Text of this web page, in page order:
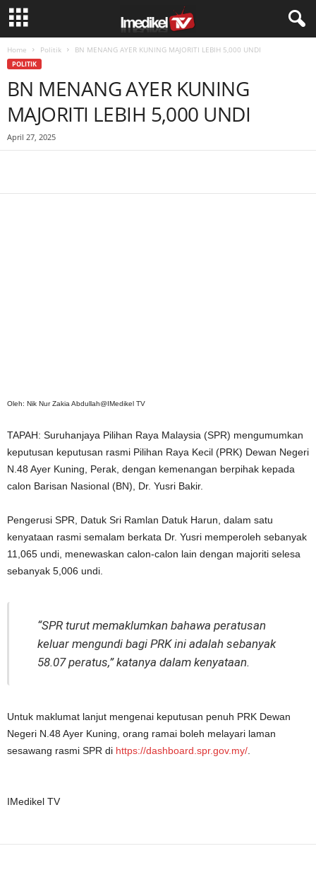
Home Politik BN MENANG AYER KUNING MAJORITI LEBIH 5,000 UNDI
POLITIK
BN MENANG AYER KUNING
MAJORITI LEBIH 5,000 UNDI
April 27, 2025
Oleh: Nik Nur Zakia Abdullah@IMedikel TV
TAPAH: Suruhanjaya Pilihan Raya Malaysia (SPR) mengumumkan
keputusan keputusan rasmi Pilihan Raya Kecil (PRK) Dewan Negeri
N.48 Ayer Kuning, Perak, dengan kemenangan berpihak kepada
calon Barisan Nasional (BN), Dr. Yusri Bakir.
Pengerusi SPR, Datuk Sri Ramlan Datuk Harun, dalam satu
kenyataan rasmi semalam berkata Dr. Yusri memperoleh sebanyak
11,065 undi, menewaskan calon-calon lain dengan majoriti selesa
sebanyak 5,006 undi.
“SPR turut memaklumkan bahawa peratusan
keluar mengundi bagi PRK ini adalah sebanyak
58.07 peratus,” katanya dalam kenyataan.
Untuk maklumat lanjut mengenai keputusan penuh PRK Dewan
Negeri N.48 Ayer Kuning, orang ramai boleh melayari laman
sesawang rasmi SPR di https://dashboard.spr.gov.my/
IMedikel TV